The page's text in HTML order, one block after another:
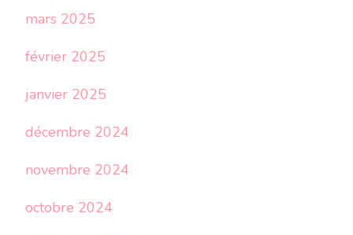
mars 2025
février 2025
janvier 2025
décembre 2024
novembre 2024
octobre 2024